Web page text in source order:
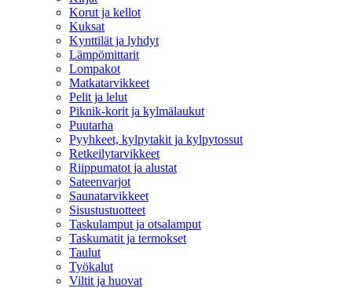
Korut ja kellot
Kuksat
Kynttilät ja lyhdyt
Lämpömittarit
Lompakot
Matkatarvikkeet
Pelit ja lelut
Piknik-korit ja kylmälaukut
Puutarha
Pyyhkeet, kylpytakit ja kylpytossut
Retkeilytarvikkeet
Riippumatot ja alustat
Sateenvarjot
Saunatarvikkeet
Sisustustuotteet
Taskulamput ja otsalamput
Taskumatit ja termokset
Taulut
Työkalut
Viltit ja huovat